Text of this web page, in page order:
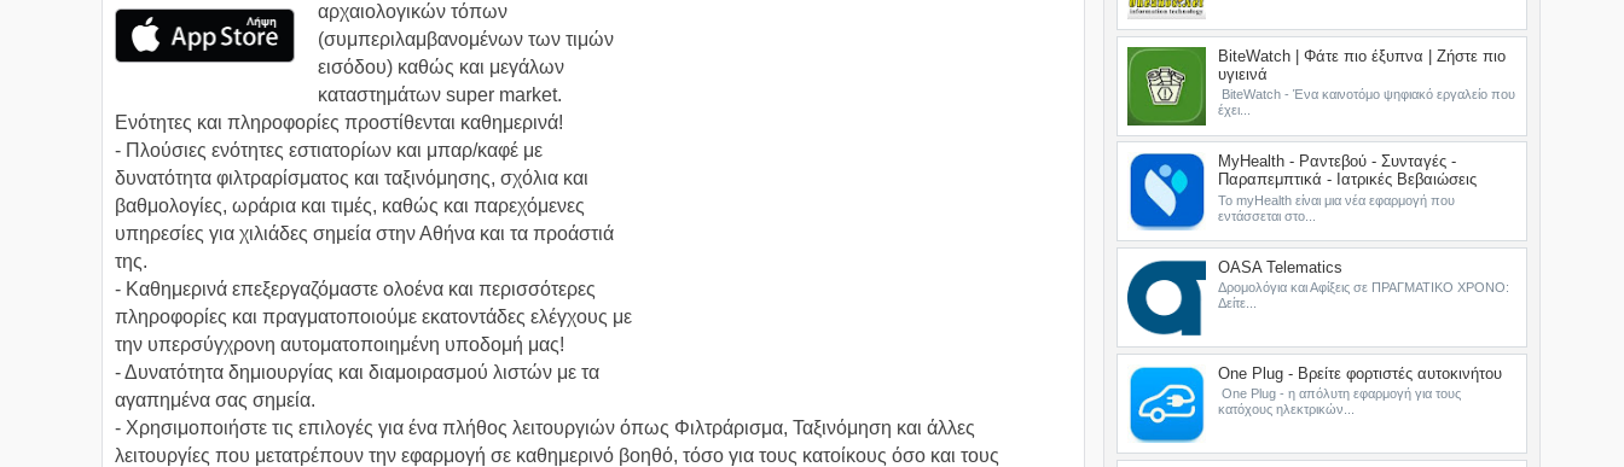
αρχαιολογικών τόπων
(συμπεριλαμβανομένων των τιμών
εισόδου) καθώς και μεγάλων
καταστημάτων super market.
Ενότητες και πληροφορίες προστίθενται καθημερινά!
- Πλούσιες ενότητες εστιατορίων και μπαρ/καφέ με
δυνατότητα φιλτραρίσματος και ταξινόμησης, σχόλια και
βαθμολογίες, ωράρια και τιμές, καθώς και παρεχόμενες
υπηρεσίες για χιλιάδες σημεία στην Αθήνα και τα προάστιά
της.
- Καθημερινά επεξεργαζόμαστε ολοένα και περισσότερες
πληροφορίες και πραγματοποιούμε εκατοντάδες ελέγχους με
την υπερσύγχρονη αυτοματοποιημένη υποδομή μας!
- Δυνατότητα δημιουργίας και διαμοιρασμού λιστών με τα
αγαπημένα σας σημεία.
- Χρησιμοποιήστε τις επιλογές για ένα πλήθος λειτουργιών όπως Φιλτράρισμα, Ταξινόμηση και άλλες
λειτουργίες που μετατρέπουν την εφαρμογή σε καθημερινό βοηθό, τόσο για τους κατοίκους όσο και τους
BiteWatch | Φάτε πιο έξυπνα | Ζήστε πιο
υγιεινά
BiteWatch - Ένα καινοτόμο ψηφιακό εργαλείο που
έχει...
MyHealth - Ραντεβού - Συνταγές -
Παραπεμπτικά - Ιατρικές Βεβαιώσεις
Το myHealth είναι μια νέα εφαρμογή που
εντάσσεται στο...
OASA Telematics
Δρομολόγια και Αφίξεις σε ΠΡΑΓΜΑΤΙΚΟ ΧΡΟΝΟ:
Δείτε...
One Plug - Βρείτε φορτιστές αυτοκινήτου
One Plug - η απόλυτη εφαρμογή για τους
κατόχους ηλεκτρικών...